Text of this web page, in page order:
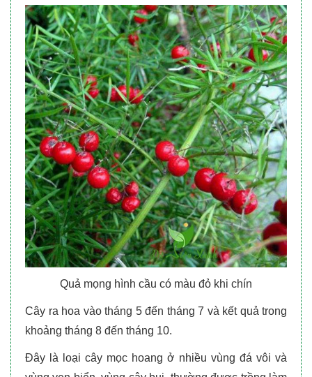
Quả mọng hình cầu có màu đỏ khi chín
Cây ra hoa vào tháng 5 đến tháng 7 và kết quả trong
khoảng tháng 8 đến tháng 10.
Đây là loại cây mọc hoang ở nhiều vùng đá vôi và